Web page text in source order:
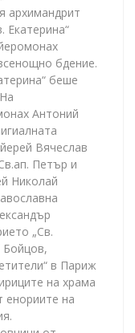
архимандрит
Екатерина“
бдение.
беше
Антоний
Вячеслав
Петър и
Николай
„Св.
Бойцов,
в Париж
на храма
енориите на